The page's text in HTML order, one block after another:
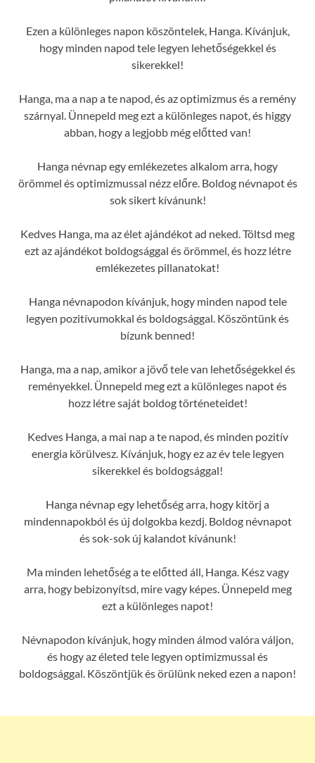
Ezen a különleges napon köszöntelek, Hanga. Kívánjuk,
hogy minden napod tele legyen lehetőségekkel és
sikerekkel!
Hanga, ma a nap a te napod, és az optimizmus és a remény
szárnyal. Ünnepeld meg ezt a különleges napot, és higgy
abban, hogy a legjobb még előtted van!
Hanga névnap egy emlékezetes alkalom arra, hogy
örömmel és optimizmussal nézz előre. Boldog névnapot és
sok sikert kívánunk!
Kedves Hanga, ma az élet ajándékot ad neked. Töltsd meg
ezt az ajándékot boldogsággal és örömmel, és hozz létre
emlékezetes pillanatokat!
Hanga névnapodon kívánjuk, hogy minden napod tele
legyen pozitívumokkal és boldogsággal. Köszöntünk és
bízunk benned!
Hanga, ma a nap, amikor a jövő tele van lehetőségekkel és
reményekkel. Ünnepeld meg ezt a különleges napot és
hozz létre saját boldog történeteidet!
Kedves Hanga, a mai nap a te napod, és minden pozitív
energia körülvesz. Kívánjuk, hogy ez az év tele legyen
sikerekkel és boldogsággal!
Hanga névnap egy lehetőség arra, hogy kitörj a
mindennapokból és új dolgokba kezdj. Boldog névnapot
és sok-sok új kalandot kívánunk!
Ma minden lehetőség a te előtted áll, Hanga. Kész vagy
arra, hogy bebizonyítsd, mire vagy képes. Ünnepeld meg
ezt a különleges napot!
Névnapodon kívánjuk, hogy minden álmod valóra váljon,
és hogy az életed tele legyen optimizmussal és
boldogsággal. Köszöntjük és örülünk neked ezen a napon!